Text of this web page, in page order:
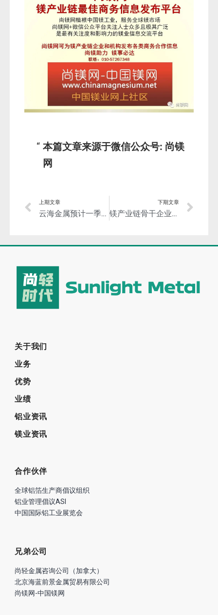
本篇文章来源于微信公众号: 尚镁
网
上期文章
云海金属预计一季度的利润将大幅增长
下期文章
镁产业链骨干企业元宵佳节团拜！花好月圆！镁好可期！
关于我们
业务
优势
业绩
铝业资讯
镁业资讯
合作伙伴
全球铝箔生产商倡议组织
铝业管理倡议ASI
中国国际铝工业展览会
兄弟公司
尚轻金属咨询公司（加拿大）
北京海蓝前景金属贸易有限公司
尚镁网-中国镁网